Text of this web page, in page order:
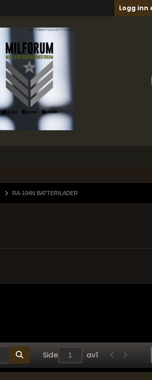
Logg inn
RA-104N BATTERILADER
Side
av1